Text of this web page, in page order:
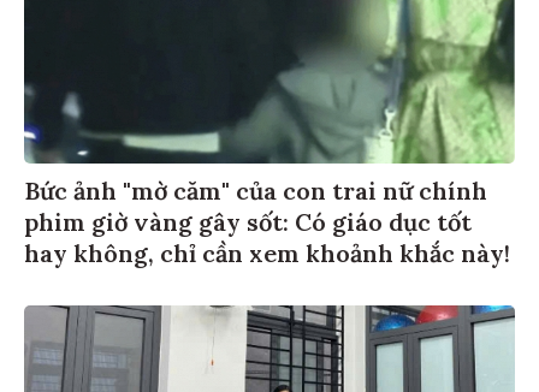
Bức ảnh "mờ căm" của con trai nữ chính
phim giờ vàng gây sốt: Có giáo dục tốt
hay không, chỉ cần xem khoảnh khắc này!